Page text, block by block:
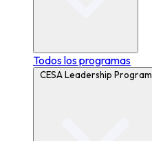
Todos los programas
CESA Leadership Program